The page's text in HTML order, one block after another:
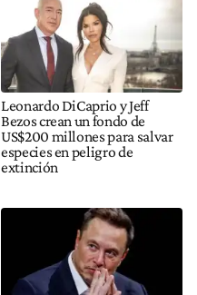
Leonardo DiCaprio y Jeff
Bezos crean un fondo de
US$200 millones para salvar
especies en peligro de
extinción